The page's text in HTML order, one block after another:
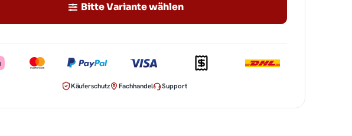
Bitte Variante wählen
Käuferschutz Fachhandel Support